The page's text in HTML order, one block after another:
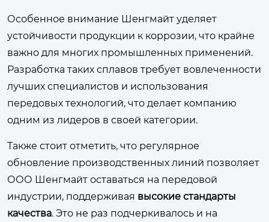
Особенное внимание Шенгмайт уделяет
устойчивости продукции к коррозии, что крайне
важно для многих промышленных применений.
Разработка таких сплавов требует вовлеченности
лучших специалистов и использования
передовых технологий, что делает компанию
одним из лидеров в своей категории.
Также стоит отметить, что регулярное
обновление производственных линий позволяет
ООО Шенгмайт оставаться на передовой
индустрии, поддерживая высокие стандарты
качества. Это не раз подчеркивалось и на